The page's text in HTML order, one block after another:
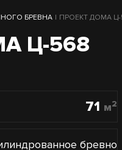
БРЕВНА | ПРОЕКТ ДОМА Ц-
Ц-568
71 м2
бревно